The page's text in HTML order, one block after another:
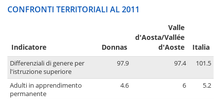
CONFRONTI TERRITORIALI AL 2011
Indicatore Donnas
Valle
d'Aosta/Vallée
d'Aoste
Italia
Differenziali di genere per
l'istruzione superiore
97.9 97.4 101.5
Adulti in apprendimento
permanente
4.6 6 5.2